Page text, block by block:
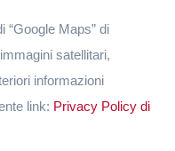
“Google Maps” di
satellitari,
informazioni
link: Privacy Policy di